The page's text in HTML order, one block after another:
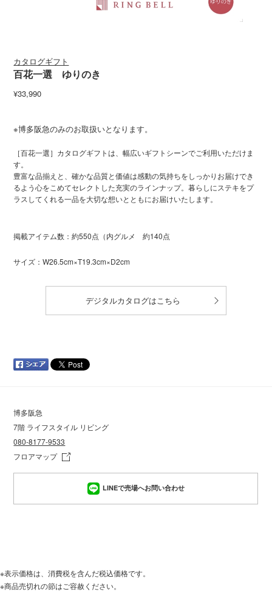
カタログギフト
百花一選 ゆりのき
¥33,990
※博多阪急のみのお取扱いとなります。
［百花一選］カタログギフトは、幅広いギフトシーンでご利用いただけま
す。
豊富な品揃えと、確かな品質と価値は感動の気持ちをしっかりお届けでき
るよう心をこめてセレクトした充実のラインナップ。暮らしにステキをプ
ラスしてくれる一品を大切な想いとともにお届けいたします。
掲載アイテム数：約550点（内グルメ 約140点
サイズ：W26.5cm×T19.3cm×D2cm
デジタルカタログはこちら
博多阪急
7階 ライフスタイル リビング
080-8177-9533
フロアマップ
LINEで売場へお問い合わせ
※表示価格は、消費税を含んだ税込価格です。
※商品売切れの節はご容赦ください。